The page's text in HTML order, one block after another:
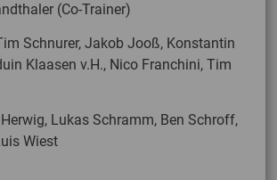
(Co-Trainer)
Schnurer, Jakob Jooß, Konstantin
Klaasen v.H., Nico Franchini, Tim
Lukas Schramm, Ben Schroff,
Wiest